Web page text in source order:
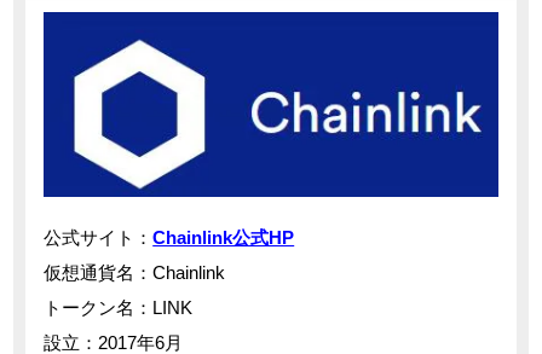
公式サイト：Chainlink公式HP
仮想通貨名：Chainlink
トークン名：LINK
設立：2017年6月